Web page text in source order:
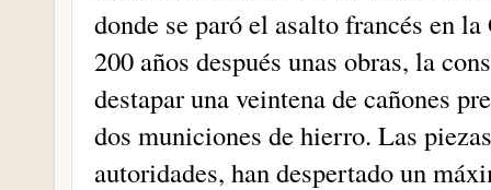
donde se paró el asalto francés en
200 años después unas obras, la
destapar una veintena de cañones
dos municiones de hierro. Las
autoridades, han despertado un